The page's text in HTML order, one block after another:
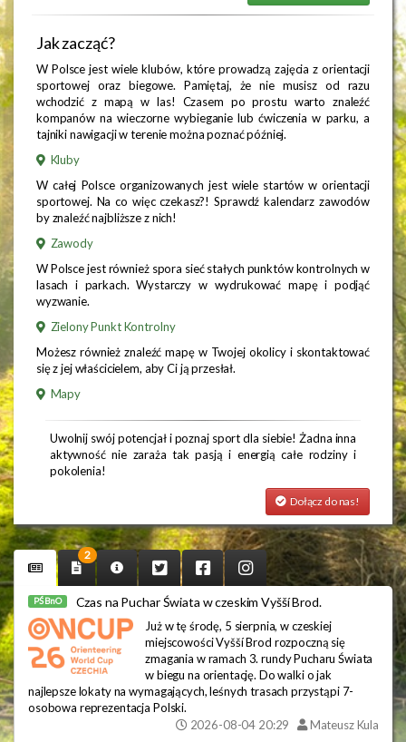
Jak zacząć?
W Polsce jest wiele klubów, które prowadzą zajęcia z orientacji
sportowej oraz biegowe. Pamiętaj, że nie musisz od razu
wchodzić z mapą w las! Czasem po prostu warto znaleźć
kompanów na wieczorne wybieganie lub ćwiczenia w parku, a
tajniki nawigacji w terenie można poznać później.
Kluby
W całej Polsce organizowanych jest wiele startów w orientacji
sportowej. Na co więc czekasz?! Sprawdź kalendarz zawodów
by znaleźć najbliższe z nich!
Zawody
W Polsce jest również spora sieć stałych punktów kontrolnych w
lasach i parkach. Wystarczy w wydrukować mapę i podjąć
wyzwanie.
Zielony Punkt Kontrolny
Możesz również znaleźć mapę w Twojej okolicy i skontaktować
się z jej właścicielem, aby Ci ją przesłał.
Mapy
Uwolnij swój potencjał i poznaj sport dla siebie! Żadna inna
aktywność nie zaraża tak pasją i energią całe rodziny i
pokolenia!
Dołącz do nas!
2
PŚ BnO Czas na Puchar Świata w czeskim Vyšší Brod.
Już w tę środę, 5 sierpnia, w czeskiej
miejscowości Vyšší Brod rozpoczną się
zmagania w ramach 3. rundy Pucharu Świata
w biegu na orientację. Do walki o jak
najlepsze lokaty na wymagających, leśnych trasach przystąpi 7-
osobowa reprezentacja Polski.
2026-08-04 20:29
Mateusz Kula